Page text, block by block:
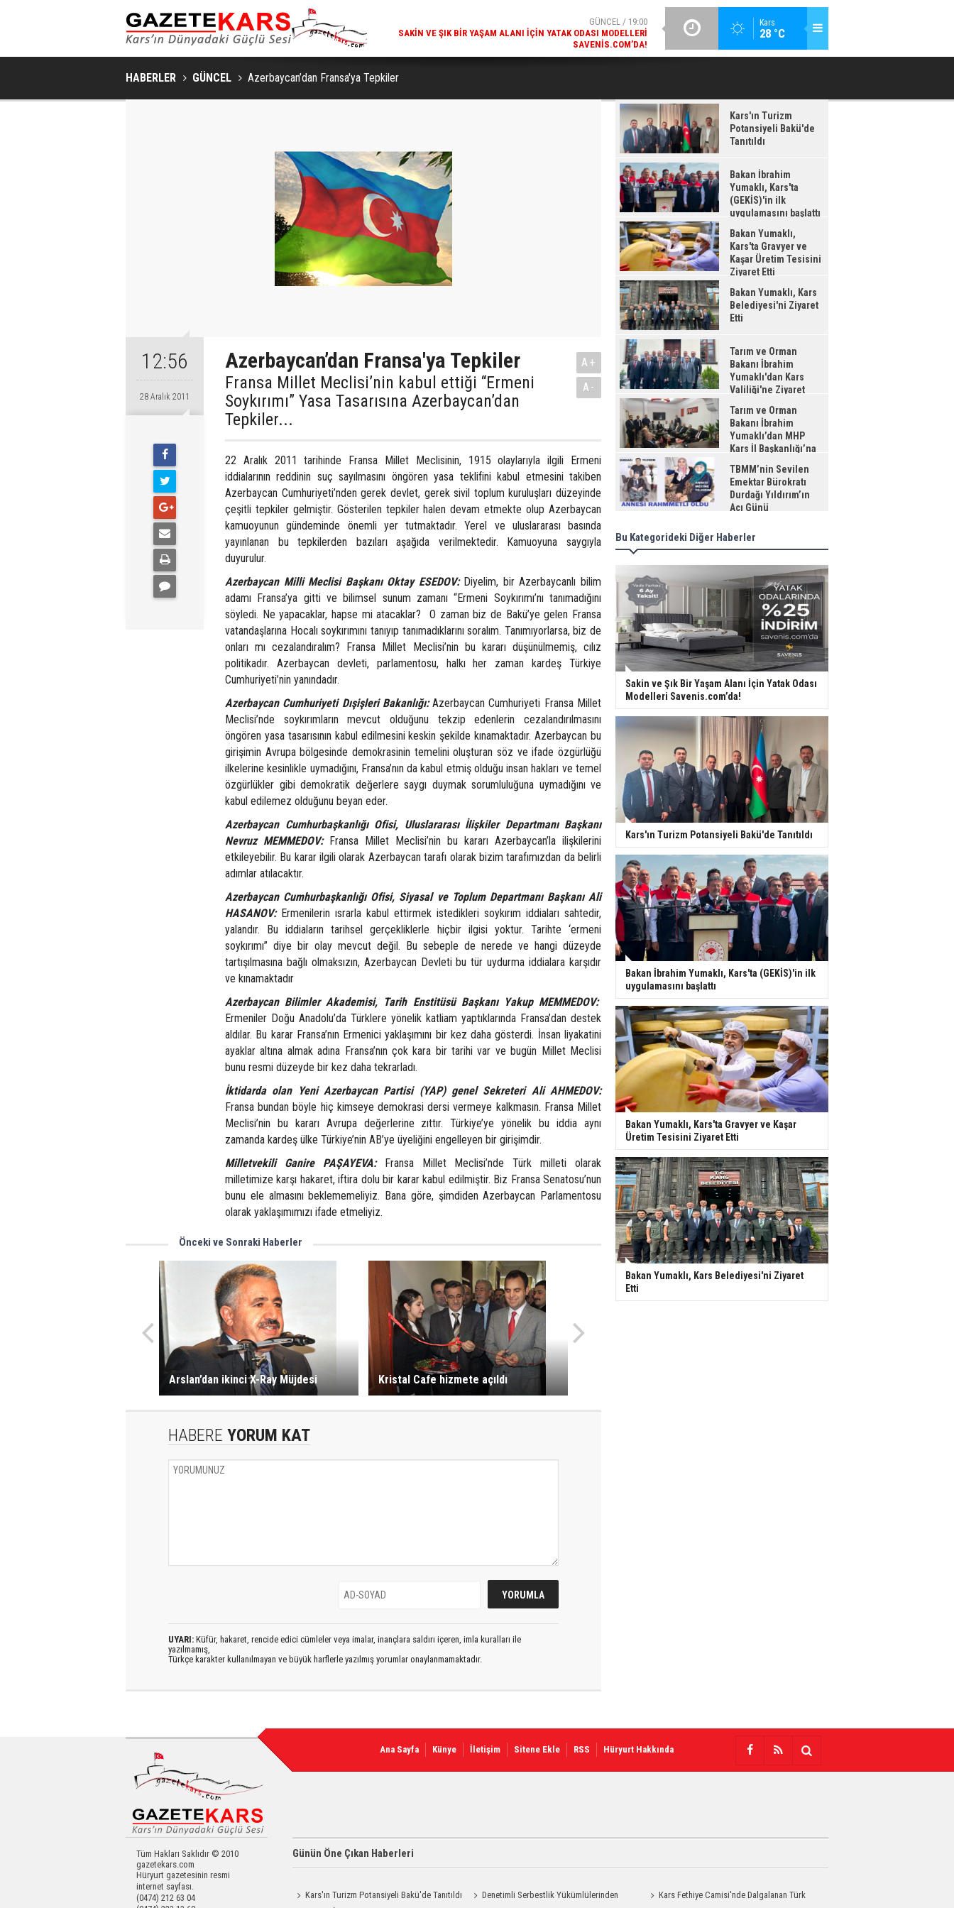
Kars
28 °C
SAVENIS.COM’DA!
GÜNCEL / 18:38
KARS'IN TURIZM POTANSIYELI BAKÜ'DE TANITILDI
BAKAN İBRAHIM YUMAKLI, KARS'TA (GEKİS)'IN ILK
HABERLER GÜNCEL Azerbaycan’dan Fransa'ya Tepkiler
12:56
28 Aralık 2011
Azerbaycan’dan Fransa'ya Tepkiler
Fransa Millet Meclisi’nin kabul ettiği “Ermeni
Soykırımı” Yasa Tasarısına Azerbaycan’dan
Tepkiler...
A+
A-
22 Aralık 2011 tarihinde Fransa Millet Meclisinin, 1915 olaylarıyla ilgili Ermeni
iddialarının reddinin suç sayılmasını öngören yasa teklifini kabul etmesini takiben
Azerbaycan Cumhuriyeti’nden gerek devlet, gerek sivil toplum kuruluşları düzeyinde
çeşitli tepkiler gelmiştir. Gösterilen tepkiler halen devam etmekte olup Azerbaycan
kamuoyunun gündeminde önemli yer tutmaktadır. Yerel ve uluslararası basında
yayınlanan bu tepkilerden bazıları aşağıda verilmektedir. Kamuoyuna saygıyla
duyurulur.
Azerbaycan Milli Meclisi Başkanı Oktay ESEDOV:Diyelim, bir Azerbaycanlı bilim
adamı Fransa’ya gitti ve bilimsel sunum zamanı “Ermeni Soykırımı’nı tanımadığını
söyledi. Ne yapacaklar, hapse mi atacaklar? O zaman biz de Bakü’ye gelen Fransa
vatandaşlarına Hocalı soykırımını tanıyıp tanımadıklarını soralım. Tanımıyorlarsa, biz de
onları mı cezalandıralım? Fransa Millet Meclisi’nin bu kararı düşünülmemiş, cılız
politikadır. Azerbaycan devleti, parlamentosu, halkı her zaman kardeş Türkiye
Cumhuriyeti’nin yanındadır.
Azerbaycan Cumhuriyeti Dışişleri Bakanlığı:Azerbaycan Cumhuriyeti Fransa Millet
Meclisi’nde soykırımların mevcut olduğunu tekzip edenlerin cezalandırılmasını
öngören yasa tasarısının kabul edilmesini keskin şekilde kınamaktadır. Azerbaycan bu
girişimin Avrupa bölgesinde demokrasinin temelini oluşturan söz ve ifade özgürlüğü
ilkelerine kesinlikle uymadığını, Fransa’nın da kabul etmiş olduğu insan hakları ve temel
özgürlükler gibi demokratik değerlere saygı duymak sorumluluğuna uymadığını ve
kabul edilemez olduğunu beyan eder.
Azerbaycan Cumhurbaşkanlığı Ofisi, Uluslararası İlişkiler Departmanı Başkanı
Nevruz MEMMEDOV:Fransa Millet Meclisi’nin bu kararı Azerbaycan’la ilişkilerini
etkileyebilir. Bu karar ilgili olarak Azerbaycan tarafı olarak bizim tarafımızdan da belirli
adımlar atılacaktır.
Azerbaycan Cumhurbaşkanlığı Ofisi, Siyasal ve Toplum Departmanı Başkanı Ali
HASANOV:Ermenilerin ısrarla kabul ettirmek istedikleri soykırım iddiaları sahtedir,
yalandır. Bu iddiaların tarihsel gerçekliklerle hiçbir ilgisi yoktur. Tarihte ‘ermeni
soykırımı” diye bir olay mevcut değil. Bu sebeple de nerede ve hangi düzeyde
tartışılmasına bağlı olmaksızın, Azerbaycan Devleti bu tür uydurma iddialara karşıdır
ve kınamaktadır
Azerbaycan Bilimler Akademisi, Tarih Enstitüsü Başkanı Yakup MEMMEDOV:
Ermeniler Doğu Anadolu’da Türklere yönelik katliam yaptıklarında Fransa’dan destek
aldılar. Bu karar Fransa’nın Ermenici yaklaşımını bir kez daha gösterdi. İnsan liyakatini
ayaklar altına almak adına Fransa’nın çok kara bir tarihi var ve bugün Millet Meclisi
bunu resmi düzeyde bir kez daha tekrarladı.
İktidarda olan Yeni Azerbaycan Partisi (YAP) genel Sekreteri Ali AHMEDOV:
Fransa bundan böyle hiç kimseye demokrasi dersi vermeye kalkmasın. Fransa Millet
Meclisi’nin bu kararı Avrupa değerlerine zıttır. Türkiye’ye yönelik bu iddia aynı
zamanda kardeş ülke Türkiye’nin AB’ye üyeliğini engelleyen bir girişimdir.
Milletvekili Ganire PAŞAYEVA:Fransa Millet Meclisi’nde Türk milleti olarak
milletimize karşı hakaret, iftira dolu bir karar kabul edilmiştir. Biz Fransa Senatosu’nun
bunu ele almasını beklememeliyiz. Bana göre, şimdiden Azerbaycan Parlamentosu
olarak yaklaşımımızı ifade etmeliyiz.
Önceki ve Sonraki Haberler
Arslan’dan ikinci X-Ray Müjdesi Kristal Cafe hizmete açıldı
HABERE YORUM KAT
UYARI: Küfür, hakaret, rencide edici cümleler veya imalar, inançlara saldırı içeren, imla kuralları ile
yazılmamış,
Türkçe karakter kullanılmayan ve büyük harflerle yazılmış yorumlar onaylanmamaktadır.
Kars'ın Turizm
Potansiyeli Bakü'de
Tanıtıldı
Bakan İbrahim
Yumaklı, Kars'ta
(GEKİS)'in ilk
uygulamasını başlattı
Bakan Yumaklı,
Kars'ta Gravyer ve
Kaşar Üretim Tesisini
Ziyaret Etti
Bakan Yumaklı, Kars
Belediyesi'ni Ziyaret
Etti
Tarım ve Orman
Bakanı İbrahim
Yumaklı'dan Kars
Valiliği'ne Ziyaret
Tarım ve Orman
Bakanı İbrahim
Yumaklı’dan MHP
Kars İl Başkanlığı’na
Ziyaret
TBMM’nin Sevilen
Emektar Bürokratı
Durdağı Yıldırım’ın
Acı Günü
Bu Kategorideki Diğer Haberler
Sakin ve Şık Bir Yaşam Alanı İçin Yatak Odası
Modelleri Savenis.com’da!
Kars'ın Turizm Potansiyeli Bakü'de Tanıtıldı
Bakan İbrahim Yumaklı, Kars'ta (GEKİS)'in ilk
uygulamasını başlattı
Bakan Yumaklı, Kars'ta Gravyer ve Kaşar
Üretim Tesisini Ziyaret Etti
Bakan Yumaklı, Kars Belediyesi'ni Ziyaret
Etti
Ana Sayfa Künye İletişim Sitene Ekle RSS Hüryurt Hakkında
Tüm Hakları Saklıdır © 2010
gazetekars.com
Hüryurt gazetesinin resmi
internet sayfası.
(0474) 212 63 04
Günün Öne Çıkan Haberleri
Kars'ın Turizm Potansiyeli Bakü'de Tanıtıldı
Denetimli Serbestlik Yükümlülerinden
Kars Fethiye Camisi'nde Dalgalanan Türk